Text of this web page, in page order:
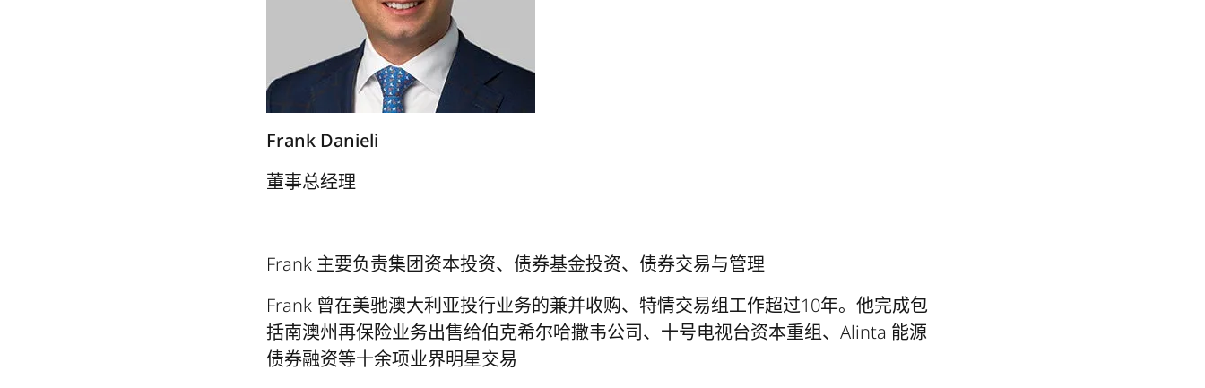
Frank Danieli
董事总经理
Frank 主要负责集团资本投资、债券基金投资、债券交易与管理
Frank 曾在美驰澳大利亚投行业务的兼并收购、特情交易组工作超过10年。他完成包
括南澳州再保险业务出售给伯克希尔哈撒韦公司、十号电视台资本重组、Alinta 能源
债券融资等十余项业界明星交易